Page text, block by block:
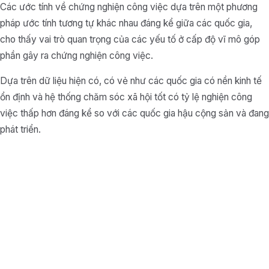
Các ước tính về chứng nghiện công việc dựa trên một phương
pháp ước tính tương tự khác nhau đáng kể giữa các quốc gia,
cho thấy vai trò quan trọng của các yếu tố ở cấp độ vĩ mô góp
phần gây ra chứng nghiện công việc.
Dựa trên dữ liệu hiện có, có vẻ như các quốc gia có nền kinh tế
ổn định và hệ thống chăm sóc xã hội tốt có tỷ lệ nghiện công
việc thấp hơn đáng kể so với các quốc gia hậu cộng sản và đang
phát triển.